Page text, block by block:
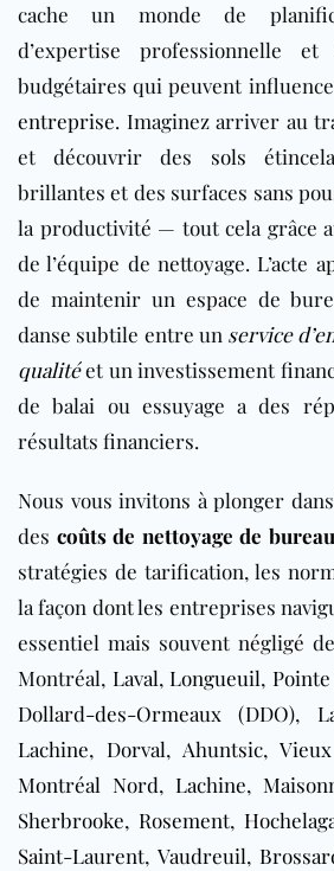
cache un monde de
d’expertise professionnelle et
budgétaires qui peuvent
entreprise. Imaginez arriver au
et découvrir des sols
brillantes et des surfaces sans
la productivité — tout cela grâce
de l’équipe de nettoyage. L’acte
de maintenir un espace de
danse subtile entre un service
qualitéet un investissement
de balai ou essuyage a des
résultats financiers.
Nous vous invitons à plonger
des coûts de nettoyage de
stratégies de tarification, les
la façon dont les entreprises
essentiel mais souvent négligé
Montréal, Laval, Longueuil,
Dollard-des-Ormeaux (DDO),
Lachine, Dorval, Ahuntsic,
Montréal Nord, Lachine,
Sherbrooke, Rosement,
Saint-Laurent, Vaudreuil,